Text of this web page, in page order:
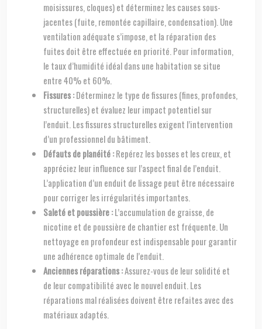
moisissures, cloques) et déterminez les causes sous-
jacentes (fuite, remontée capillaire, condensation). Une
ventilation adéquate s’impose, et la réparation des
fuites doit être effectuée en priorité. Pour information,
le taux d’humidité idéal dans une habitation se situe
entre 40% et 60%.
Fissures :Déterminez le type de fissures (fines, profondes,
structurelles) et évaluez leur impact potentiel sur
l’enduit. Les fissures structurelles exigent l’intervention
d’un professionnel du bâtiment.
Défauts de planéité :Repérez les bosses et les creux, et
appréciez leur influence sur l’aspect final de l’enduit.
L’application d’un enduit de lissage peut être nécessaire
pour corriger les irrégularités importantes.
Saleté et poussière :L’accumulation de graisse, de
nicotine et de poussière de chantier est fréquente. Un
nettoyage en profondeur est indispensable pour garantir
une adhérence optimale de l’enduit.
Anciennes réparations :Assurez-vous de leur solidité et
de leur compatibilité avec le nouvel enduit. Les
réparations mal réalisées doivent être refaites avec des
matériaux adaptés.